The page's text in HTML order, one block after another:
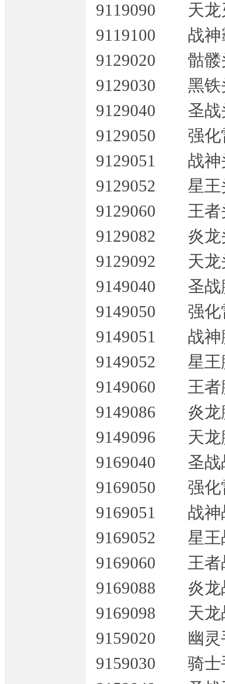
9119090 天
9119100 战
9129020 骷
9129030 黑
9129040 圣
9129050 强
9129051 战
9129052 星
9129060 王
9129082 炎
9129092 天
9149040 圣
9149050 强
9149051 战
9149052 星
9149060 王
9149086 炎
9149096 天
9169040 圣
9169050 强
9169051 战
9169052 星
9169060 王
9169088 炎
9169098 天
9159020 幽
9159030 骑